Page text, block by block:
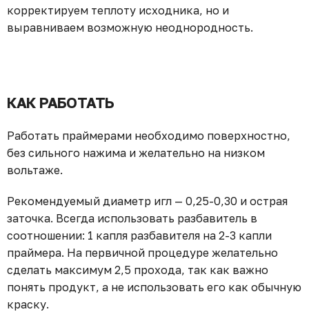
корректируем теплоту исходника, но и
выравниваем возможную неоднородность.⁣⁣
КАК РАБОТАТЬ
Работать праймерами необходимо поверхностно,
без сильного нажима и желательно на низком
вольтаже.⁣⁣
Рекомендуемый диаметр игл — 0,25-0,30 и острая
заточка. Всегда использовать разбавитель в
соотношении: 1 капля разбавителя на 2-3 капли
праймера. На первичной процедуре желательно
сделать максимум 2,5 прохода, так как важно
понять продукт, а не использовать его как обычную
краску.⁣⁣